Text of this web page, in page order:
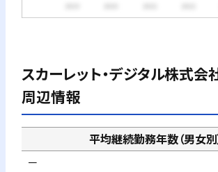
スカーレット・デジタル株式会
周辺情報
平均継続勤務年数（男女別
－